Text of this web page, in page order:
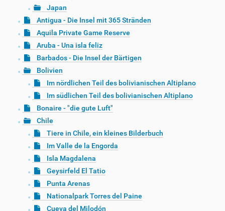
Japan
Antigua - Die Insel mit 365 Stränden
Aquila Private Game Reserve
Aruba - Una isla feliz
Barbados - Die Insel der Bärtigen
Bolivien
Im nördlichen Teil des bolivianischen Altiplano
Im südlichen Teil des bolivianischen Altiplano
Bonaire - "die gute Luft"
Chile
Tiere in Chile, ein kleines Bilderbuch
Im Valle de la Engorda
Isla Magdalena
Geysirfeld El Tatio
Punta Arenas
Nationalpark Torres del Paine
Cueva del Milodón